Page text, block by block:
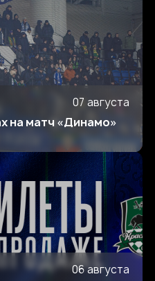
07 августа
на матч «Динамо»
06 августа